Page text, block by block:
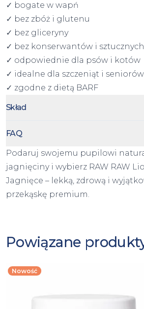
✓ bogate w wapń
✓ bez zbóż i glutenu
✓ bez gliceryny
✓ bez konserwantów i
✓ odpowiednie dla psów i kotów
✓ idealne dla szczeniąt i seniorów
✓ zgodne z dietą BARF
Skład
FAQ
Podaruj swojemu pupilowi
jagnięciny i wybierz RAW RAW
Jagnięce – lekką, zdrową i
przekąskę premium.
Powiązane
Nowość